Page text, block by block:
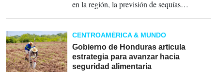
en la región, la previsión de sequías
riesgo de perder el terreno ganado si no se
ejecutan medidas de anticipación.
CENTROAMÉRICA & MUNDO
Gobierno de Honduras articula
estrategia para avanzar hacia
seguridad alimentaria